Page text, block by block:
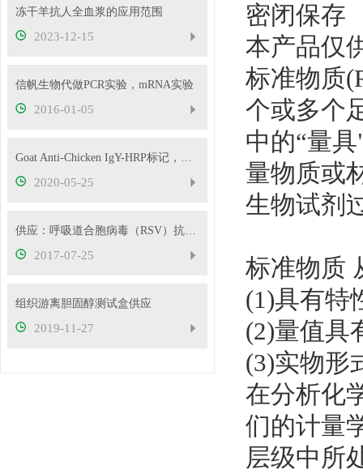
冻干羊抗人全血浆的应用范围
2023-12-15
信帆生物代做PCR实验，mRNA实验
2016-01-05
Goat Anti-Chicken IgY-HRP标记，供应
2020-05-25
供应：呼吸道合胞病毒（RSV）抗体检测试剂盒 金标法
2017-07-25
组织游离胆固醇测试盒供应
2019-11-27
密闭保存
本产品仅
标准物质
个或多个
中的“量
量物质或
生物试剂
标准物质
(1)具有特
(2)量值具
(3)实物形
在分析化
们的计量
层级中所